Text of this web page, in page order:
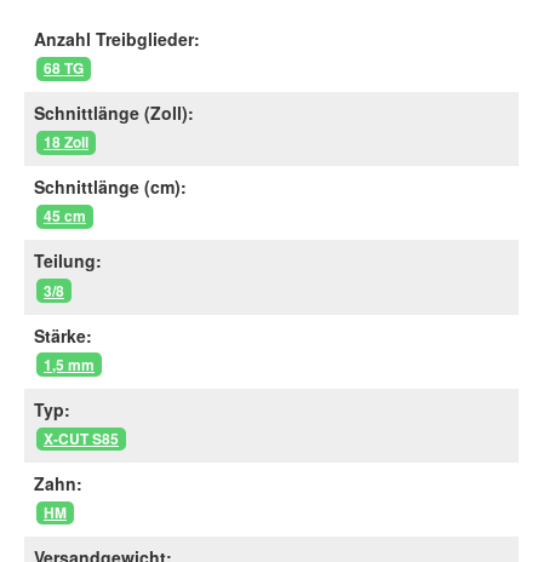
Anzahl Treibglieder:
68 TG
Schnittlänge (Zoll):
18 Zoll
Schnittlänge (cm):
45 cm
Teilung:
3/8
Stärke:
1,5 mm
Typ:
X-CUT S85
Zahn:
HM